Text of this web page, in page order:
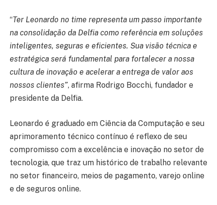
“Ter Leonardo no time representa um passo importante
na consolidação da Delfia como referência em soluções
inteligentes, seguras e eficientes. Sua visão técnica e
estratégica será fundamental para fortalecer a nossa
cultura de inovação e acelerar a entrega de valor aos
nossos clientes”, afirma Rodrigo Bocchi, fundador e
presidente da Delfia.
Leonardo é graduado em Ciência da Computação e seu
aprimoramento técnico contínuo é reflexo de seu
compromisso com a excelência e inovação no setor de
tecnologia, que traz um histórico de trabalho relevante
no setor financeiro, meios de pagamento, varejo online
e de seguros online.